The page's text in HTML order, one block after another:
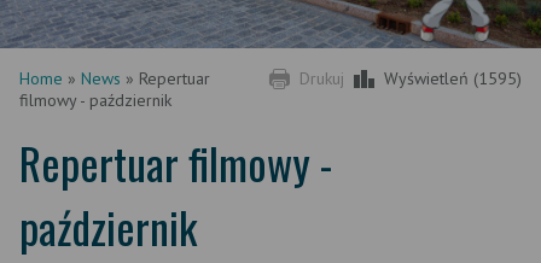
Drukuj Wyświetleń (1595)
Home » News » Repertuar
filmowy - październik
Repertuar filmowy -
październik